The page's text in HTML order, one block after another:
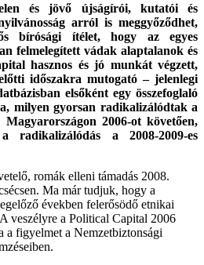
és jövő újságírói, kutatói és
arról is meggyőződhet,
bírósági ítélet, hogy az egyes
felmelegített vádak alaptalanok és
hasznos és jó munkát végzett,
időszakra mutogató – jelenlegi
elsőként egy összefoglaló
milyen gyorsan radikalizálódtak a
2006-ot követően,
a 2008-2009-es
romák elleni támadás 2008.
Ma már tudjuk, hogy a
években felerősödő etnikai
veszélyre a Political Capital 2006
a figyelmet a Nemzetbiztonsági